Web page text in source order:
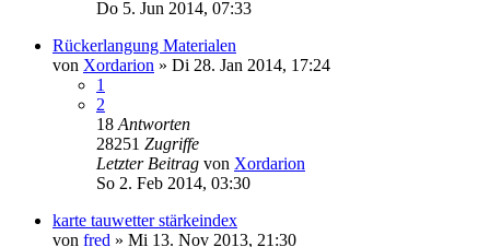
Do 5. Jun 2014, 07:33
Rückerlangung Materialen
von Xordarion » Di 28. Jan 2014, 17:24
1
2
18 Antworten
28251 Zugriffe
Letzter Beitrag von Xordarion
So 2. Feb 2014, 03:30
karte tauwetter stärkeindex
von fred » Mi 13. Nov 2013, 21:30